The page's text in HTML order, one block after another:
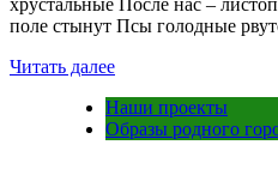
хрустальные После нас –
поле стынут Псы голодные
Читать далее
Наши проекты
Образы родного